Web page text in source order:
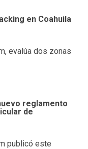
en Coahuila
evalúa ⁠dos zonas
reglamento
de
publicó este